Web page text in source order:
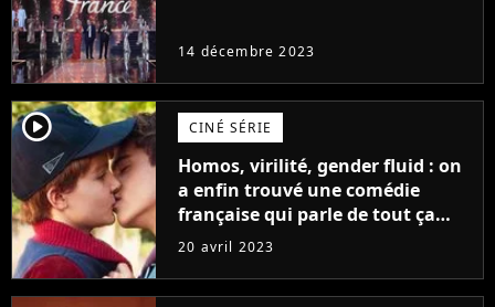
14 décembre 2023
player2 CINÉ SÉRIE
Homos, virilité, gender fluid : on
a enfin trouvé une comédie
française qui parle de tout ça
sans être super ringarde
20 avril 2023